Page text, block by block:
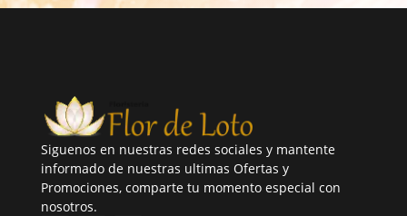
Siguenos en nuestras redes sociales y mantente
informado de nuestras ultimas Ofertas y
Promociones, comparte tu momento especial con
nosotros.